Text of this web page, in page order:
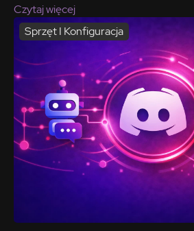
Czytaj więcej
Sprzęt I Konfiguracja